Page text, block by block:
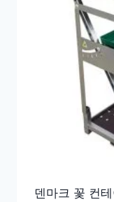
덴마크 꽃 컨